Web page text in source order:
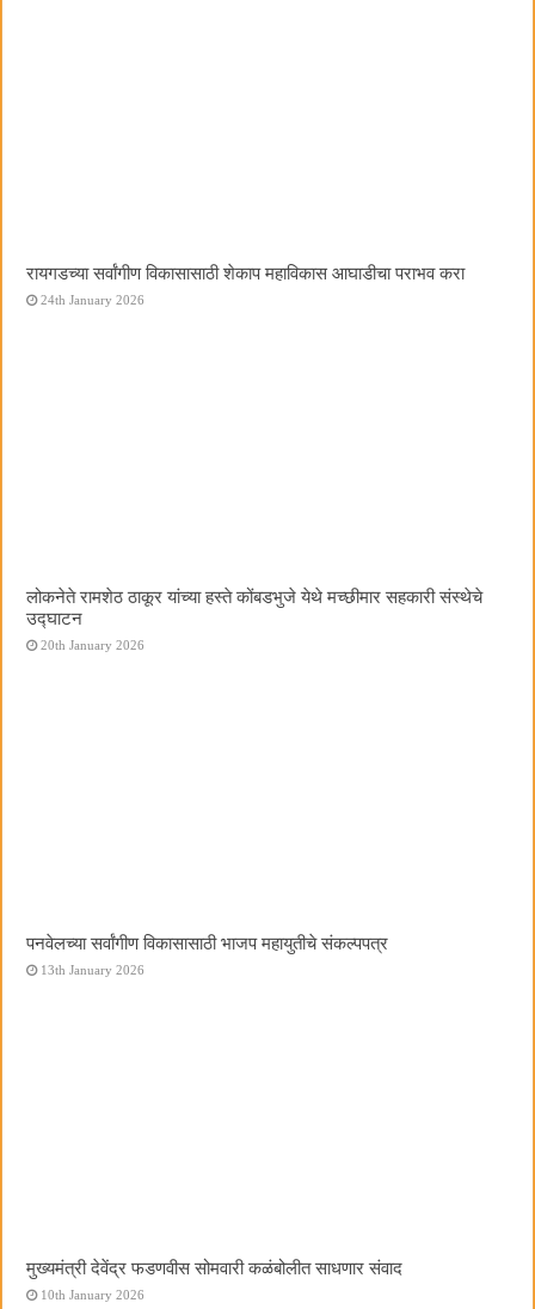
रायगडच्या सर्वांगीण विकासासाठी शेकाप महाविकास आघाडीचा पराभव करा
24th January 2026
लोकनेते रामशेठ ठाकूर यांच्या हस्ते कोंबडभुजे येथे मच्छीमार सहकारी संस्थेचे
उद्घाटन
20th January 2026
पनवेलच्या सर्वांगीण विकासासाठी भाजप महायुतीचे संकल्पपत्र
13th January 2026
मुख्यमंत्री देवेंद्र फडणवीस सोमवारी कळंबोलीत साधणार संवाद
10th January 2026